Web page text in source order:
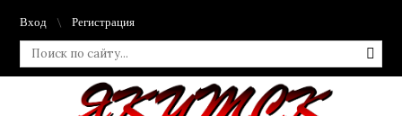
Вход Регистрация